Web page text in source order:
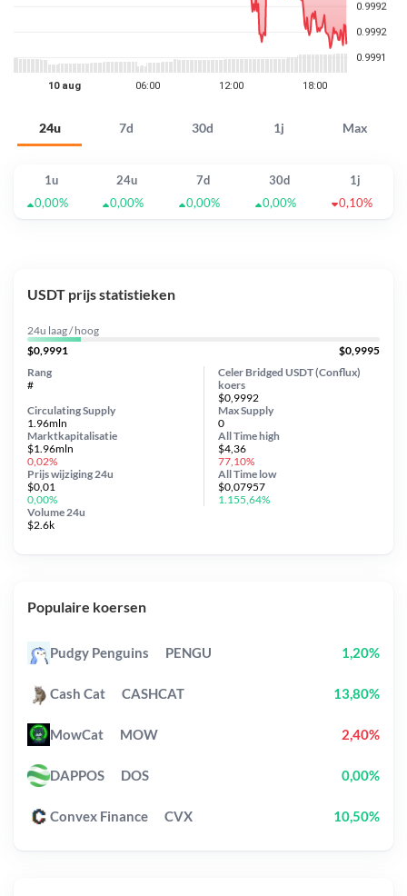
24u 7d 30d 1j Max
1u 24u 7d 30d
1j
0,00%
0,00% 0,00% 0,00% 0,10%
USDT prijs statistieken
24u laag / hoog
$0,9991
$0,9995
Celer Bridged USDT (Conflux)
koers
$0,9992
Circulating Supply
1.96mln
Prijs wijziging 24u
$0,01
0,00%
Max Supply
0
Marktkapitalisatie
$1.96mln
0,02%
Volume 24u
$2.6k
Rang
#
All Timehigh
$4,36
77,10%
All Time low
$0,07957
1.155,64%
Populaire koersen
Pudgy Penguins PENGU 1,20%
Cash Cat CASHCAT 13,80%
MowCat MOW 2,40%
DAPPOS DOS 0,00%
Convex Finance CVX 10,50%